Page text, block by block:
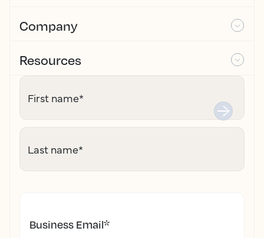
Company
Resources
First name*
Last name*
Business Email*